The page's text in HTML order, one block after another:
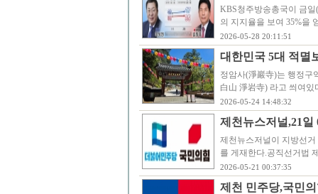
KBS청주방송총국이 금
의 지지율을 보여 35%을
2026-05-28 20:11:51
대한민국 5대 적멸
정암사(淨巖寺)는 행정구
白山 淨岩寺) 라고 씌여
2026-05-24 14:48:32
제천뉴스저널,21
제천뉴스저널이 지방선
를 게재한다.공직선거법
2026-05-21 00:37:35
제천 민주당,국민